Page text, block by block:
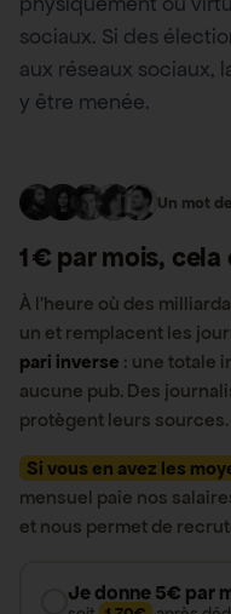
sociaux. Si des
aux réseaux sociaux,
y être menée.
Un mot
1 € par mois,
À l’heure où des
un et remplacent les
pari inverse : une totale
aucune pub. Des
protègent leurs sources.
Si vous en avez les
mensuel paie nos
et nous permet de
Je donne 5€ par